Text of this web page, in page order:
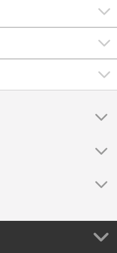
Sightseeing